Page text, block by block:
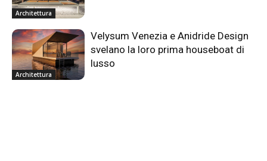
Architettura
Architettura
Velysum Venezia e Anidride Design
svelano la loro prima houseboat di
lusso